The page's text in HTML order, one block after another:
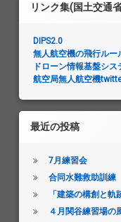
リンク集(国土交通
DIPS2.0
無人航空機の飛行ルー
ドローン情報基盤シス
航空局無人航空機
最近の投稿
7月練習会
合同水難救助訓練
「建築の構創と
４月関谷練習場の